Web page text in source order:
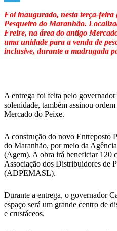
Telegram
Foi inaugurado, nesta terça-feira
Pesqueiro do Maranhão.
Freire, na área do antigo
uma unidade para a venda de
inclusive, durante a madrugada
A entrega foi feita pelo
solenidade, também assinou
Mercado do Peixe.
A construção do novo Entreposto
do Maranhão, por meio da
(Agem). A obra irá beneficiar 120
Associação dos Distribuidores de
(ADPEMASL).
Durante a entrega, o governador
espaço será um grande centro de
e crustáceos.